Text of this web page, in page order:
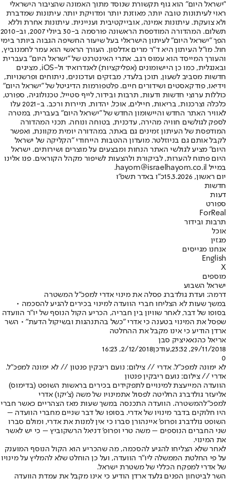
"ישראל היום" הוא גוף תקשורת שנוסד מתוך האמונה שהציבור הישראלי
ראוי לעיתונות טובה יותר, מאוזנת יותר ומדויקת יותר. עיתונות שמדברת
ולא צועקת. עיתונות אמינה, אובייקטיבית ועניינית. עיתונות אחרת וללא
תשלום. המהדורה המודפסת הראשונה פורסמה ב-30 ביולי 2007, וב-2010
הפך "ישראל היום" לעיתון הישראלי בעל שיעור החשיפה הגבוה ביותר בימי
חול. מו"ל העיתון היא ד"ר מרים אדלסון. העורך הראשי הוא עמר לחמנוביץ,
והעורך המייסד הוא עמוס רגב. אתרי האינטרנט של "ישראל היום" בעברית
ובאנגלית, כמו כן היישומונים (אפליקציות) לאנדרואיד ול-iOS, מציגים
חדשות מסביב לשעון, תוכן בלעדי, מבזקים ועדכונים, ניתוחים ופרשנויות,
וידיאו, פודקאסטים ושידורים חיים. פלטפורמות הדיגיטל של "ישראל היום"
כוללות ערוצי חדשות ודעות, תרבות ובידור, לייף סטייל, טכנולוגיה, ספורט,
כלכלה וצרכנות, בריאות, חיילים, אוכל, יהדות, תיירות ורכב. ב-2021 עלו
לאוויר האתר החדש והיישומון החדש של "ישראל היום" בעברית, במטרה
לספק לגולשים חוויה מהירה, עדכנית, בטוחה ונוחה. תכני המהדורה
המודפסת של העיתון זמינים גם באתר, במהדורה יומית מקוונת, ואפשר
לקבל אותם גם בניוזלטר. מועדון ההטבות הייחודי "הקליקה של ישראל
היום" מציע לגולשי האתר הנחות ומבצעים על מוצרים ושירותים. ישראל
היום פתוח להערות, לביקורת ולהצעות לשיפור מקהל הקוראים. פנו אלינו
במייל hayom@israelhayom.co.il.
יום ראשון, 15.3.2026
כ"ו באדר תשפ"ו
חדשות
דעות
ספורט
ForReal
תרבות ובידור
אוכל
מגזין
אנחנו מגייסים
English
X
מוספים
ישראל השבוע
דרמה: ועדת גולדברג פסלה את מינוי אדרי למפכ"ל המשטרה
במשך שעות לא הצליחו חברי הוועדה למינוי בכירים להגיע להסכמה •
בסופו של דבר, לאחר שוויון בין חבריה, הכריע הקול הנוסף של יו"ר הוועדה
שפסל את המינוי בטענה כי אדרי "כשל בהתנהגות ובשיקול הדעת" • השר
ארדן הודיע כי אינו מקבל את ההחלטה
אריאל כהנאאיציק סבן
29/11/2018, 23:32
,עודכן2/12/2018, 16:23
0
לא ימונה למפכ"ל. אדרי // צילום: נועם ריבקין פנטון // לא ימונה למפכ"ל.
אדרי // צילום: נועם ריבקין פנטון
הוועדה המייעצת למינויים לתפקידים בכירים בראשות השופט (בדימוס)
אליעזר גולדברג החליטה לפסול אתמינויו של משה (צ'יקו) אדרי
למפכ"להמשטרה. הוועדה התכנסה במשך שעות מאז הצהריים כאשר חברי
היו חלוקים בדבר מינויו של אדרי. בסופו של דבר שניים מחברי הוועדה –
השופט גולדברג ופרופ' איינהורן סברו כי אין למנות את אדרי, ומולם סברו
שני החברים הנוספים – משה טרי ופרופ' דניאל הרשקוביץ – כי יש לאשר
את המינוי.
לאחר שלא הצליחו להגיע להסכמה, מה שהכריע הוא הקול הנוסף המוענק
על פי החלטת הממשלה ליו"ר הוועדה, ועל כן הוחלט שלא להמליץ על מינויו
של אדרי למפקח הכללי של משטרת ישראל.
השר לביטחון הפנים גלעד ארדן הודיע כי אינו מקבל את עמדת הוועדה